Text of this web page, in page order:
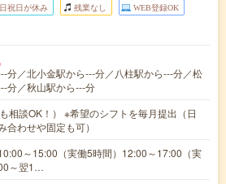
祝日が休み 残業なし WEB登録OK
分／北小金駅から---分／八柱駅から---分／松
分／秋山駅から---分
相談OK！） ※希望のシフトを毎月提出（日
合わせや固定も可）
～15:00（実働5時間）12:00～17:00（実
～翌1…